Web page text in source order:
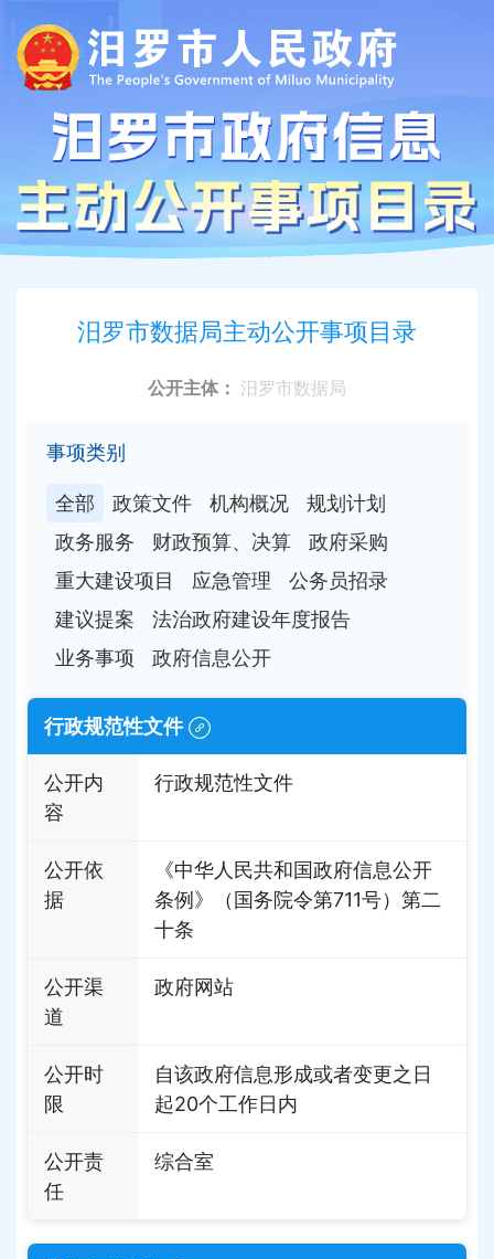
汨罗市数据局主动公开事项目录
公开主体： 汨罗市数据局
事项类别
全部 政策文件 机构概况
规划计划
政务服务
财政预算、决算
政府采购
重大建设项目
应急管理
公务员招录
建议提案
法治政府建设年度报告
业务事项
政府信息公开
行政规范性文件
公开内
容
行政规范性文件
公开依
据
《中华人民共和国政府信息公开
条例》（国务院令第711号）第二
十条
公开渠
道
政府网站
公开时
限
自该政府信息形成或者变更之日
起20个工作日内
公开责
任
综合室